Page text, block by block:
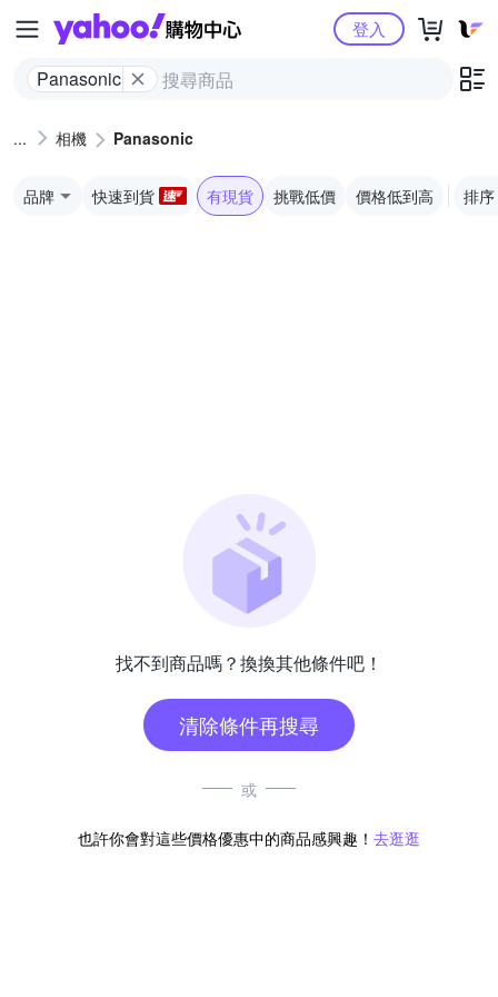
Yahoo購物中心
Panasonic
登入
相機 Panasonic
品牌 快速到貨 有現貨 挑戰低價 價格低到高 排序
找不到商品嗎？換換其他條件吧！
清除條件再搜尋
或
也許你會對這些價格優惠中的商品感興趣！ 去逛逛